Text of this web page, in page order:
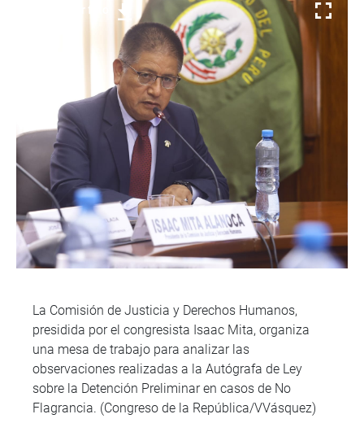
Descargar foto
La Comisión de Justicia y Derechos Humanos,
presidida por el congresista Isaac Mita, organiza
una mesa de trabajo para analizar las
observaciones realizadas a la Autógrafa de Ley
sobre la Detención Preliminar en casos de No
Flagrancia. (Congreso de la República/VVásquez)